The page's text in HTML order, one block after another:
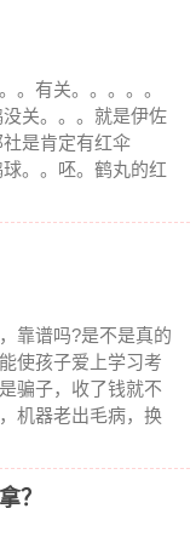
。有关。。。。。
关。。。就是伊佐
是肯定有红伞
。。呸。鹤丸的红
靠谱吗?是不是真的
使孩子爱上学习考
骗子，收了钱就不
机器老出毛病，换
？